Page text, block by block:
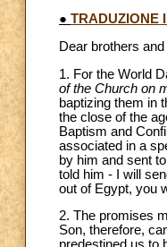
● TRADUZIONE
Dear brothers
1. For the World
of the Church on
baptizing them in
the close of the
Baptism and
associated in a
by him and sent
told him - I will
out of Egypt, you
2. The promises
Son, therefore,